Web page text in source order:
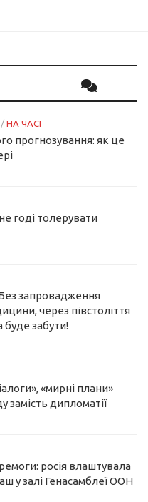
/ НА ЧАСІ
прогнозування: як це
годі толерувати
запровадження
через півстоліття
буде забути!
«мирні плани»
замість дипломатії
росія влаштувала
у залі Генасамблеї ООН